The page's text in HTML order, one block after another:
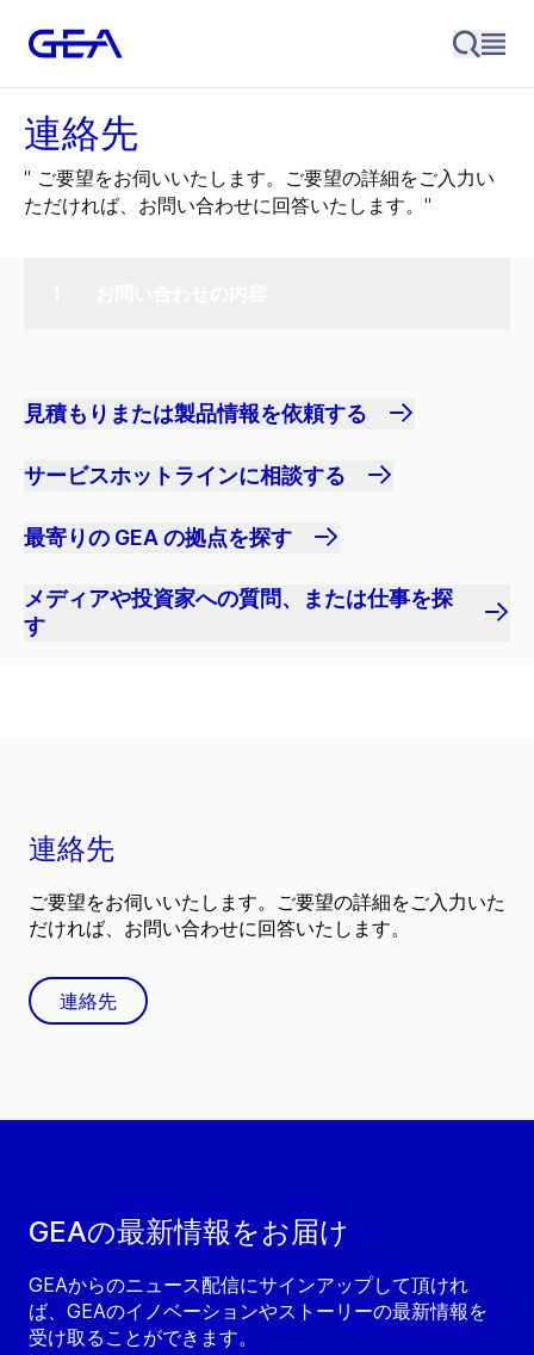
連絡先
" ご要望をお伺いいたします。ご要望の詳細をご入力い
ただければ、お問い合わせに回答いたします。"
見積もりまたは製品情報を依頼する
サービスホットラインに相談する
最寄りの GEA の拠点を探す
メディアや投資家への質問、または仕事を探
す
GEAの最新情報をお届け
GEAからのニュース配信にサインアップして頂けれ
ば、GEAのイノベーションやストーリーの最新情報を
受け取ることができます。
連絡先
ご要望をお伺いいたします。ご要望の詳細をご入力いた
だければ、お問い合わせに回答いたします。
連絡先